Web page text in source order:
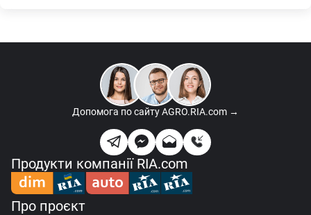
Допомога по сайтуAGRO.RIA.com →
Продукти компанії RIA.com
Про проєкт